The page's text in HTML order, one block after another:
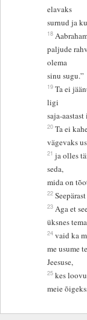
elavaks
surnud ja
18
paljude
olema
sinu sugu.”
19 Ta ei
ligi
saja-
20 Ta ei
vägevaks
21 ja olles
seda,
mida on
22
23 Aga et
üksnes
24 vaid ka
me usume
Jeesuse,
25 kes
meie